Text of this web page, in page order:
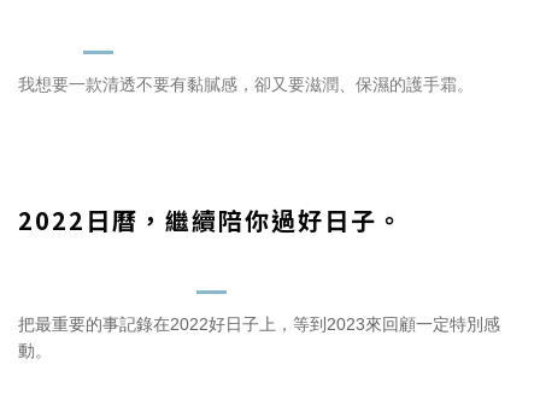
我想要一款清透不要有黏膩感，卻又要滋潤、保濕的護手霜。
2022日曆，繼續陪你過好日子。
把最重要的事記錄在2022好日子上，等到2023來回顧一定特別感
動。